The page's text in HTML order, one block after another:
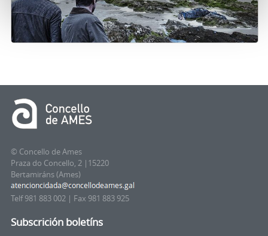
© Concello de Ames
Praza do Concello, 2 |15220
Bertamiráns (Ames)
Telf 981 883 002 | Fax 981 883 925
Subscrición boletíns